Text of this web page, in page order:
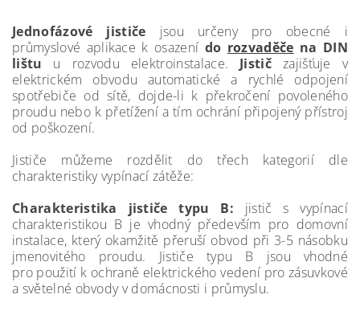
Jednofázové jističe jsou určeny pro obecné i
průmyslové aplikace k osazení do rozvaděče na DIN
lištu u rozvodu elektroinstalace. Jistič zajišťuje v
elektrickém obvodu automatické a rychlé odpojení
spotřebiče od sítě, dojde-li k překročení povoleného
proudu nebo k přetížení a tím ochrání připojený přístroj
od poškození.
Jističe můžeme rozdělit do třech kategorií dle
charakteristiky vypínací zátěže:
Charakteristika jističe typu B: jistič s vypínací
charakteristikou B je vhodný především pro domovní
instalace, který okamžitě přeruší obvod při 3-5 násobku
jmenovitého proudu. Jističe typu B jsou vhodné
pro použití k ochraně elektrického vedení pro zásuvkové
a světelné obvody v domácnosti i průmyslu.